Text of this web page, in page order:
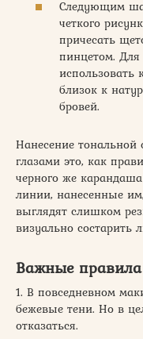
Следующим
четкого
причесать
пинцетом.
использовать
близок к
бровей.
Нанесение
глазами это, как
черного же
линии, нанесенные
выглядят слишком
визуально состарить
Важные
1. В повседневном
бежевые тени. Но в
отказаться.